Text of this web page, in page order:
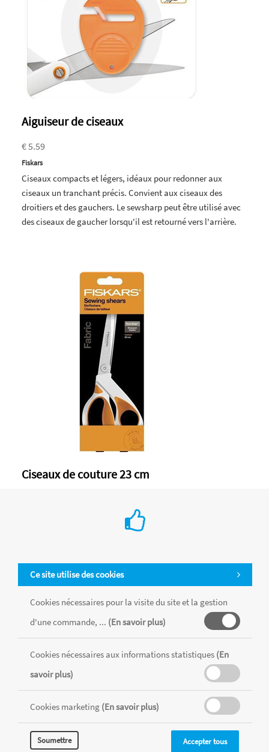
Aiguiseur de ciseaux
€ 5.59
Fiskars
Ciseaux compacts et légers, idéaux pour redonner aux
ciseaux un tranchant précis. Convient aux ciseaux des
droitiers et des gauchers. Le sewsharp peut être utilisé avec
des ciseaux de gaucher lorsqu'il est retourné vers l'arrière.
Ciseaux de couture 23 cm
Les lames en acier inoxydable RazorEdge de première qualité
et de contrôle.
Ajouter au Panier
Ce site utilise des cookies
Cookies nécessaires pour la visite du site et la gestion
d'une commande, ... (En savoir plus)
Cookies nécessaires aux informations statistiques (En
savoir plus)
Cookies marketing (En savoir plus)
Soumettre Accepter tous